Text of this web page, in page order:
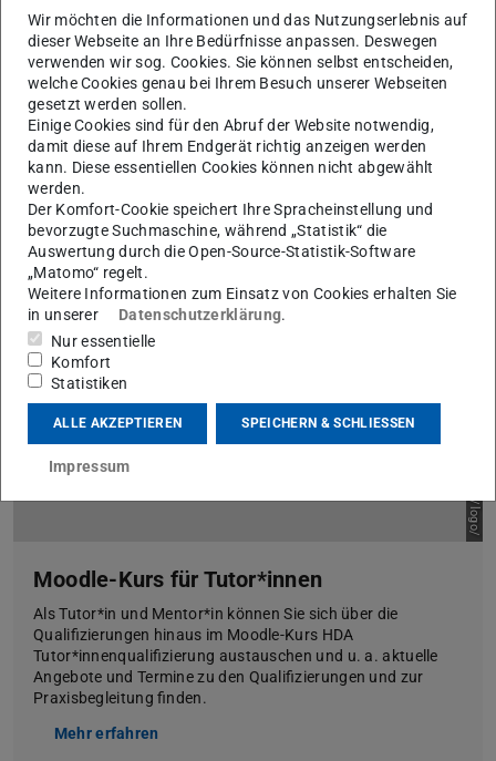
Moodle-Kurs für Teilnehmende der
Trainings in Schlüsselkompetenzen
Als Studierende*r finden Sie Informationen, Unterlagen
und Fotoprotokolle der Trainings zur Vertiefung Ihrer
eigenen Schlüsselkompetenzen im Teilnehmer*innen-
Moodle.
Mehr erfahren
Moodle-Kurs für Tutor*innen
Als Tutor*in und Mentor*in können Sie sich über die
Qualifizierungen hinaus im Moodle-Kurs HDA
Tutor*innenqualifizierung austauschen und u. a. aktuelle
Angebote und Termine zu den Qualifizierungen und zur
Praxisbegleitung finden.
Mehr erfahren
Wir möchten die Informationen und das Nutzungserlebnis auf
dieser Webseite an Ihre Bedürfnisse anpassen. Deswegen
verwenden wir sog. Cookies. Sie können selbst entscheiden,
welche Cookies genau bei Ihrem Besuch unserer Webseiten
gesetzt werden sollen.
Einige Cookies sind für den Abruf der Website notwendig,
damit diese auf Ihrem Endgerät richtig anzeigen werden
kann. Diese essentiellen Cookies können nicht abgewählt
werden.
Der Komfort-Cookie speichert Ihre Spracheinstellung und
bevorzugte Suchmaschine, während „Statistik“ die
Auswertung durch die Open-Source-Statistik-Software
„Matomo“ regelt.
Weitere Informationen zum Einsatz von Cookies erhalten Sie
in unserer
Datenschutzerklärung.
Nur essentielle
Komfort
Statistiken
ALLE AKZEPTIEREN SPEICHERN & SCHLIESSEN
Impressum